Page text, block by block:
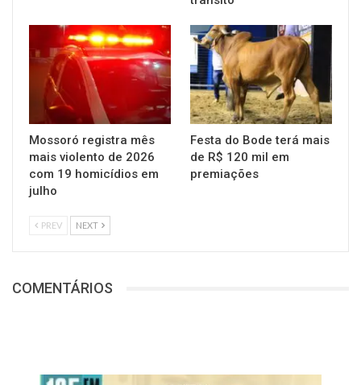
Mossoró registra mês
mais violento de 2026
com 19 homicídios em
julho
Festa do Bode terá mais
de R$ 120 mil em
premiações
PREV NEXT
COMENTÁRIOS